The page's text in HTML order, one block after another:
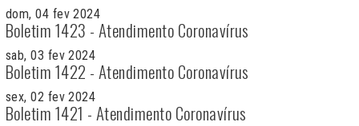
dom, 04 fev 2024
Boletim 1423 - Atendimento Coronavírus
sab, 03 fev 2024
Boletim 1422 - Atendimento Coronavírus
sex, 02 fev 2024
Boletim 1421 - Atendimento Coronavírus